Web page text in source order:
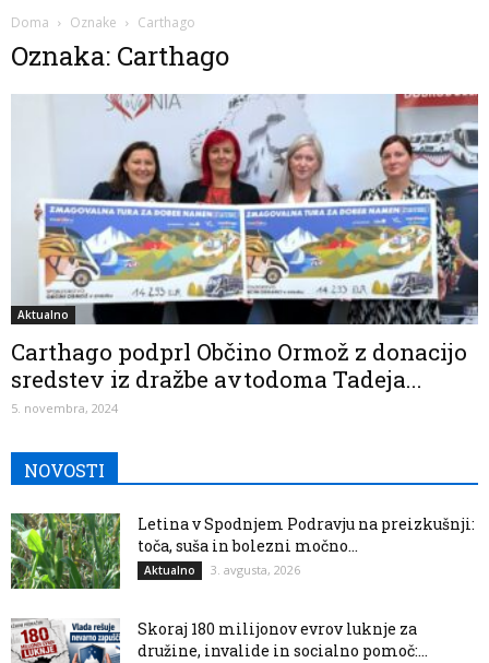
Doma Oznake Carthago
Oznaka: Carthago
Aktualno
Carthago podprl Občino Ormož z donacijo
sredstev iz dražbe avtodoma Tadeja...
5. novembra, 2024
NOVOSTI
Letina v Spodnjem Podravju na preizkušnji:
toča, suša in bolezni močno...
Aktualno 3. avgusta, 2026
Skoraj 180 milijonov evrov luknje za
družine, invalide in socialno pomoč:...